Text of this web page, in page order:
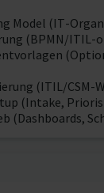
Model (IT-
(BPMN/ITIL-
(ITIL/CSM-
(Intake,
(Dashboards,